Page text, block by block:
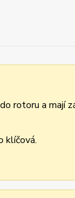
rotoru a mají
klíčová.